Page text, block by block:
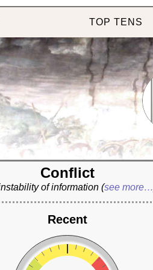
TOP TENS
Conflict
of information (see more…
Recent